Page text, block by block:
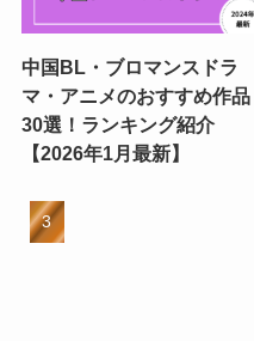
中国BL・ブロマンスドラ
マ・アニメのおすすめ作品
30選！ランキング紹介
【2026年1月最新】